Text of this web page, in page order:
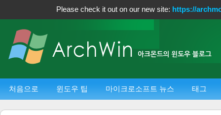
Please check it out on our new site: https://
처음으로 윈도우 팁 마이크로소프트 뉴스 태그